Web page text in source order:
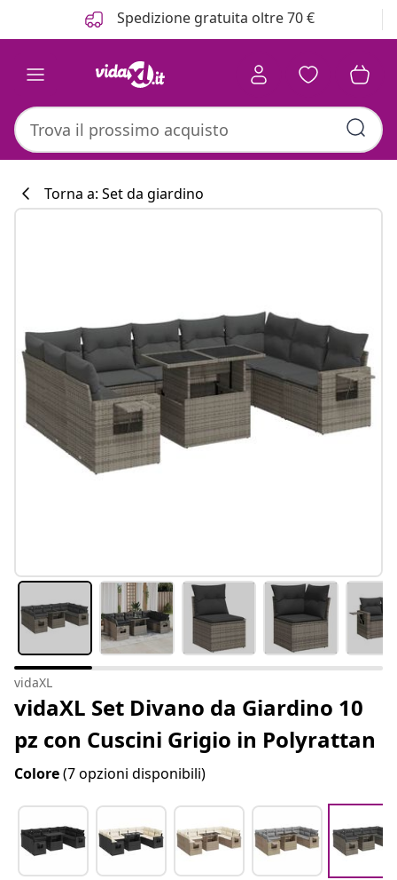
Spedizione gratuita oltre 70 €
Torna a: Set da giardino
vidaXL
vidaXL Set Divano da Giardino 10
pz con Cuscini Grigio in Polyrattan
Colore(7 opzioni disponibili)